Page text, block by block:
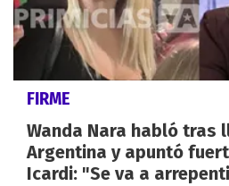
FIRME
Wanda Nara habló tras
Argentina y apuntó
Icardi: "Se va a